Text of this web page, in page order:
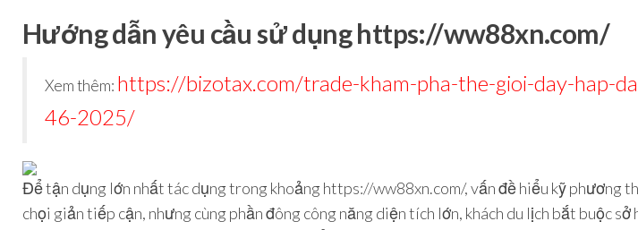
Hướng dẫn yêu cầu sử dụng https://ww88xn.com/
Xem thêm: https://bizotax.com/trade-kham-pha-the-gioi-day-hap-
46-2025/
Để tận dụng lớn nhất tác dụng trong khoảng https://ww88xn.com/, vấn đề hiểu kỹ phương
chọi giản tiếp cận, nhưng cùng phần đông công năng diện tích lớn, khách du lịch bắt buộc